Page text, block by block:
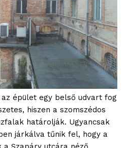
épület egy belső udvart fog
hiszen a szomszédos
határolják. Ugyancsak
járkálva tűnik fel, hogy a